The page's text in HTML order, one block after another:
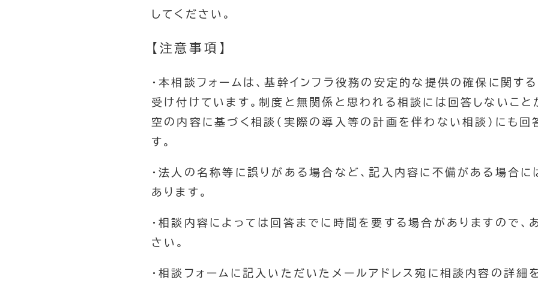
してください。
【注意事項】
・本相談フォームは、基幹インフラ役務の安定的な提供の確保に関す
受け付けています。制度と無関係と思われる相談には回答しないこと
空の内容に基づく相談（実際の導入等の計画を伴わない相談）にも回
す。
・法人の名称等に誤りがある場合など、記入内容に不備がある場合に
あります。
・相談内容によっては回答までに時間を要する場合がありますので、
さい。
・相談フォームに記入いただいたメールアドレス宛に相談内容の詳細